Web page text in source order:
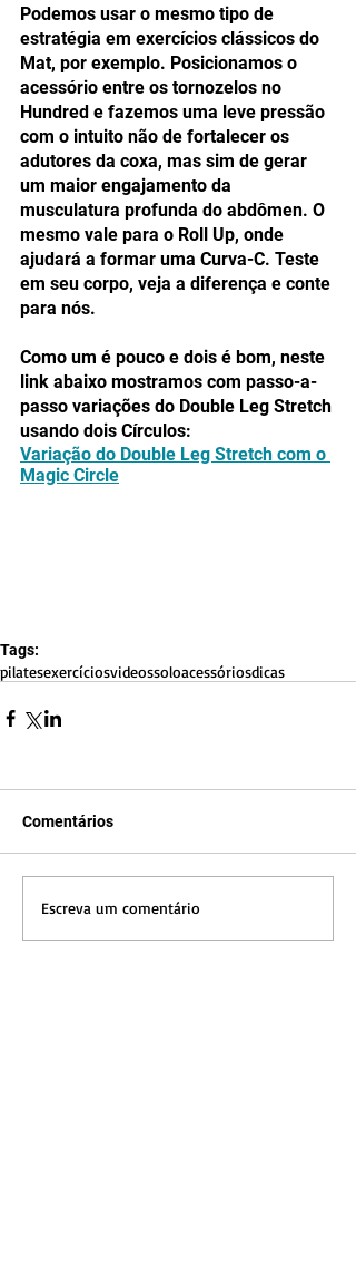
Podemos usar o mesmo tipo de
estratégia em exercícios clássicos do
Mat, por exemplo. Posicionamos o
acessório entre os tornozelos no
Hundred e fazemos uma leve pressão
com o intuito não de fortalecer os
adutores da coxa, mas sim de gerar
um maior engajamento da
musculatura profunda do abdômen. O
mesmo vale para o Roll Up, onde
ajudará a formar uma Curva-C. Teste
em seu corpo, veja a diferença e conte
para nós.
Como um é pouco e dois é bom, neste
link abaixo mostramos com passo-a-
passo variações do Double Leg Stretch
usando dois Círculos:
Variação do Double Leg Stretch com o
Magic Circle
Tags:
pilatesexercíciosvideossoloacessóriosdicas
Comentários
Escreva um comentário